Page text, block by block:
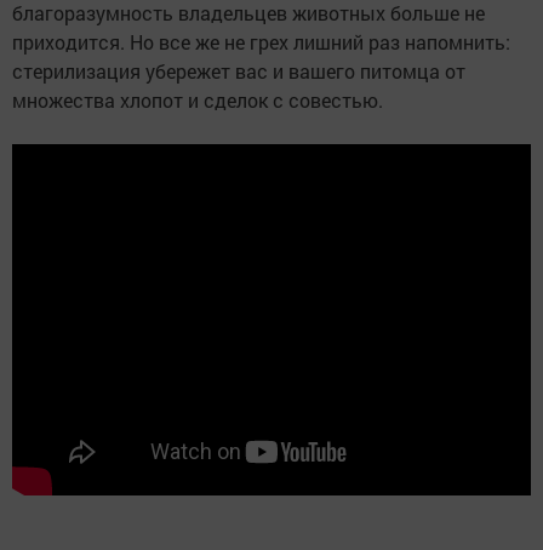
благоразумность владельцев животных больше не
приходится. Но все же не грех лишний раз напомнить:
стерилизация убережет вас и вашего питомца от
множества хлопот и сделок с совестью.